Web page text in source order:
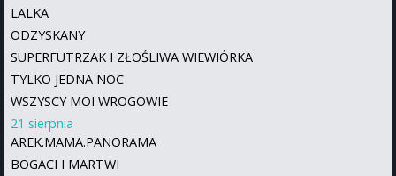
LALKA
ODZYSKANY
SUPERFUTRZAK I ZŁOŚLIWA WIEWIÓRKA
TYLKO JEDNA NOC
WSZYSCY MOI WROGOWIE
21 sierpnia
AREK.MAMA.PANORAMA
BOGACI I MARTWI